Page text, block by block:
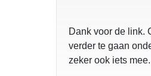
Dank voor de link.
verder te gaan
zeker ook iets mee.